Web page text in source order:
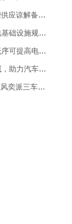
埃克森美孚与SK On签署锂供应谅解备忘录
国家能源局：协同推进充电基础设施规范发展
研究人员发现：靶向原子无序可提高电池充电速度和长期稳定性
国调基金战略投资德赛西威，助力汽车电子智能化升级与国产化进程
东风奕派007闪现版首发 东风奕派三车焕新亮相